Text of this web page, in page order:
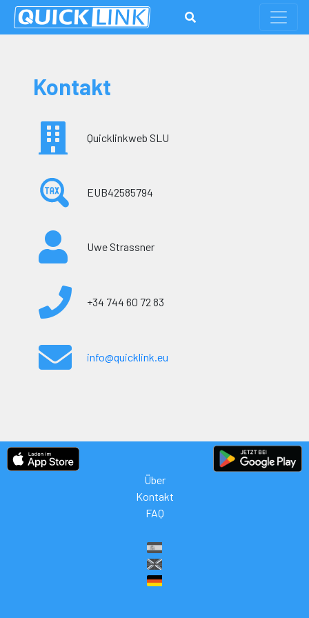
Kontakt
Quicklinkweb SLU
EUB42585794
Uwe Strassner
+34 744 60 72 83
info@quicklink.eu
Über
Kontakt
FAQ